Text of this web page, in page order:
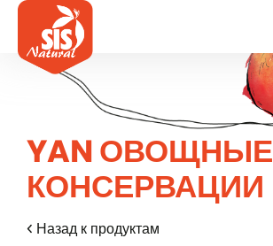
YAN ОВОЩНЫЕ
КОНСЕРВАЦИИ
Назад к продуктам